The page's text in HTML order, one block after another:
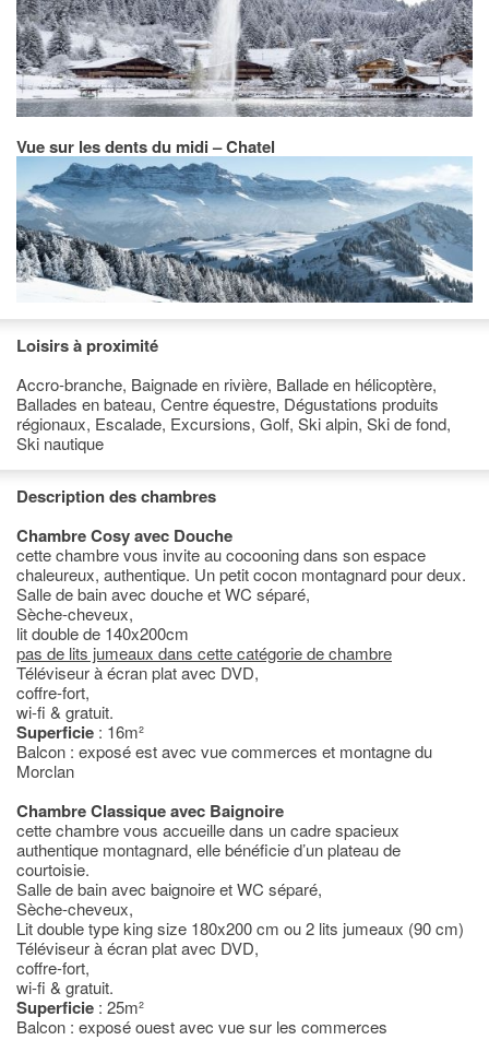
Vue sur les dents du midi – Chatel
Loisirs à proximité
Accro-branche, Baignade en rivière, Ballade en hélicoptère,
Ballades en bateau, Centre équestre, Dégustations produits
régionaux, Escalade, Excursions, Golf, Ski alpin, Ski de fond,
Ski nautique
Description des chambres
Chambre Cosy avec Douche
cette chambre vous invite au cocooning dans son espace
chaleureux, authentique. Un petit cocon montagnard pour deux.
Salle de bain avec douche et WC séparé,
Sèche-cheveux,
lit double de 140x200cm
pas de lits jumeaux dans cette catégorie de chambre
Téléviseur à écran plat avec DVD,
coffre-fort,
wi-fi & gratuit.
Superficie : 16m²
Balcon : exposé est avec vue commerces et montagne du
Morclan
Chambre Classique avec Baignoire
cette chambre vous accueille dans un cadre spacieux
authentique montagnard, elle bénéficie d’un plateau de
courtoisie.
Salle de bain avec baignoire et WC séparé,
Sèche-cheveux,
Lit double type king size 180x200 cm ou 2 lits jumeaux (90 cm)
Téléviseur à écran plat avec DVD,
coffre-fort,
wi-fi & gratuit.
Superficie : 25m²
Balcon : exposé ouest avec vue sur les commerces